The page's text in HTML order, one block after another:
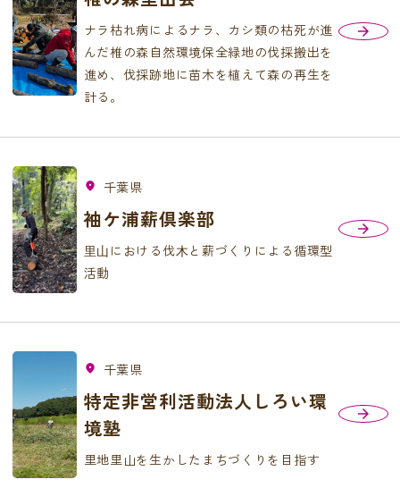
ナラ枯れ病によるナラ、カシ類の枯死が進
んだ椎の森自然環境保全緑地の伐採搬出を
進め、伐採跡地に苗木を植えて森の再生を
計る。
fmd_good 千葉県
袖ケ浦薪倶楽部
⾥⼭における伐⽊と薪づくりによる循環型
活動
fmd_good 千葉県
特定非営利活動法人しろい環
境塾
里地里山を生かしたまちづくりを目指す